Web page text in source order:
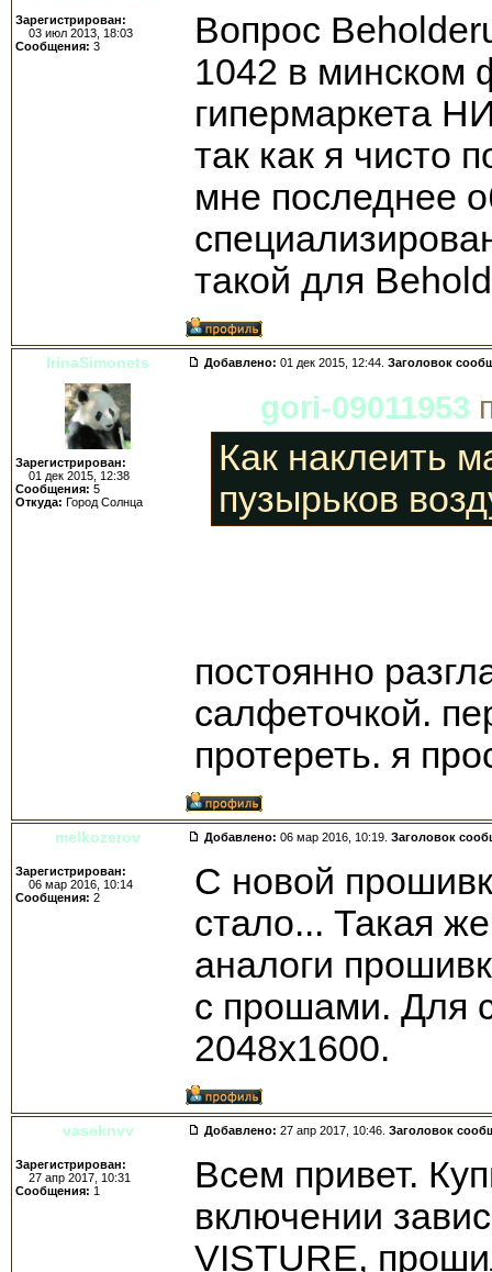
Зарегистрирован:
03 июл 2013, 18:03
Сообщения: 3
Вопрос
1042 в минском
гипермаркета
так как я чисто
мне последнее
такой для
IrinaSimonets Добавлено: 01 дек 2015, 12:44. Заголовок
Зарегистрирован:
01 дек 2015, 12:38
Сообщения: 5
Откуда: Город Солнца
gori-09011953
Как наклеить
пузырьков
постоянно
салфеточкой.
протереть. я
melkozerov Добавлено: 06 мар 2016, 10:19. Заголовок
Зарегистрирован:
06 мар 2016, 10:14
Сообщения: 2
С новой
стало... Такая
аналоги
с прошами. Для
2048х1600.
vaseknvv Добавлено: 27 апр 2017, 10:46. Заголовок
Зарегистрирован:
27 апр 2017, 10:31
Сообщения: 1
Всем привет.
включении
VISTURE,